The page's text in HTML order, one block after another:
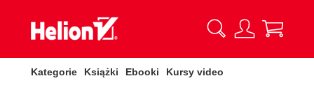
Kategorie Książki Ebooki Kursy video